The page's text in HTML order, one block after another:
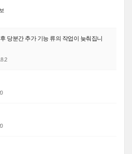
당분간 추가 기능 류의 작업이 늦춰집니